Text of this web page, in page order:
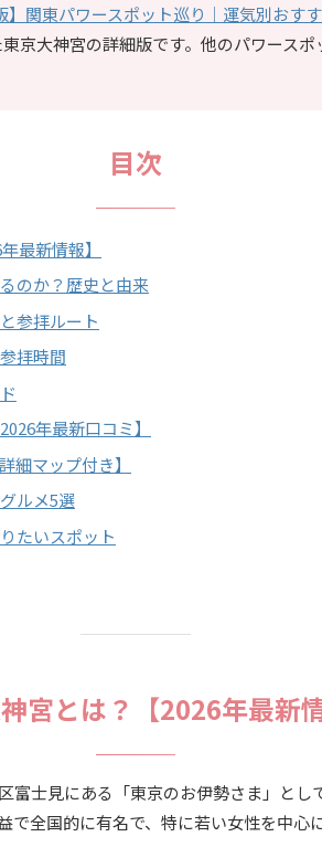
】関東パワースポット巡り｜運気別おす
東京大神宮の詳細版です。他のパワース
目次
最新情報】
のか？歴史と由来
参拝ルート
拝時間
年最新口コミ】
細マップ付き】
ルメ5選
たいスポット
宮とは？【2026年最新情
富士見にある「東京のお伊勢さま」とし
で全国的に有名で、特に若い女性を中心